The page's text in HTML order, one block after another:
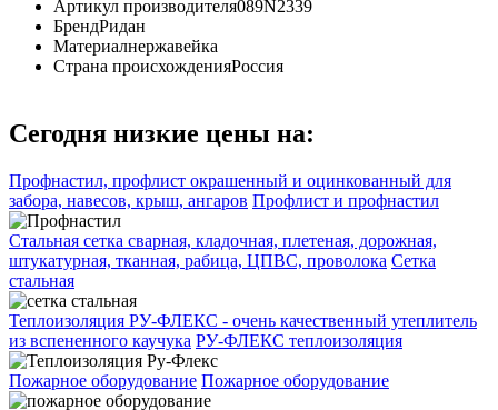
Артикул производителя089N2339
БрендРидан
Материалнержавейка
Страна происхожденияРоссия
Сегодня низкие цены на:
Профнастил, профлист окрашенный и оцинкованный для
забора, навесов, крыш, ангаров Профлист и профнастил
Стальная сетка сварная, кладочная, плетеная, дорожная,
штукатурная, тканная, рабица, ЦПВС, проволока Сетка
стальная
Теплоизоляция РУ-ФЛЕКС - очень качественный утеплитель
из вспененного каучука РУ-ФЛЕКС теплоизоляция
Пожарное оборудование Пожарное оборудование